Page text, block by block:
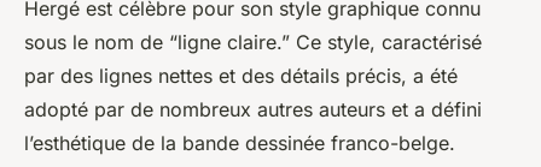
Hergé est célèbre pour son style graphique connu
sous le nom de “ligne claire.” Ce style, caractérisé
par des lignes nettes et des détails précis, a été
adopté par de nombreux autres auteurs et a défini
l’esthétique de la bande dessinée franco-belge.